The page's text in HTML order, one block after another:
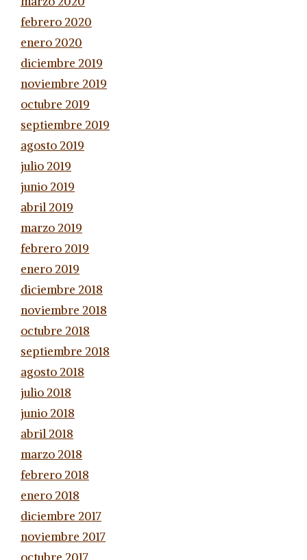
febrero 2020
enero 2020
diciembre 2019
noviembre 2019
octubre 2019
septiembre 2019
agosto 2019
julio 2019
junio 2019
abril 2019
marzo 2019
febrero 2019
enero 2019
diciembre 2018
noviembre 2018
octubre 2018
septiembre 2018
agosto 2018
julio 2018
junio 2018
abril 2018
marzo 2018
febrero 2018
enero 2018
diciembre 2017
noviembre 2017